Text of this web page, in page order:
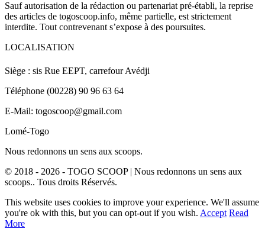
Sauf autorisation de la rédaction ou partenariat pré-établi, la reprise
des articles de togoscoop.info, même partielle, est strictement
interdite. Tout contrevenant s’expose à des poursuites.
LOCALISATION
Siège : sis Rue EEPT, carrefour Avédji
Téléphone (00228) 90 96 63 64
E-Mail: togoscoop@gmail.com
Lomé-Togo
Nous redonnons un sens aux scoops.
© 2018 - 2026 - TOGO SCOOP | Nous redonnons un sens aux
scoops.. Tous droits Réservés.
This website uses cookies to improve your experience. We'll assume
you're ok with this, but you can opt-out if you wish. Accept Read
More